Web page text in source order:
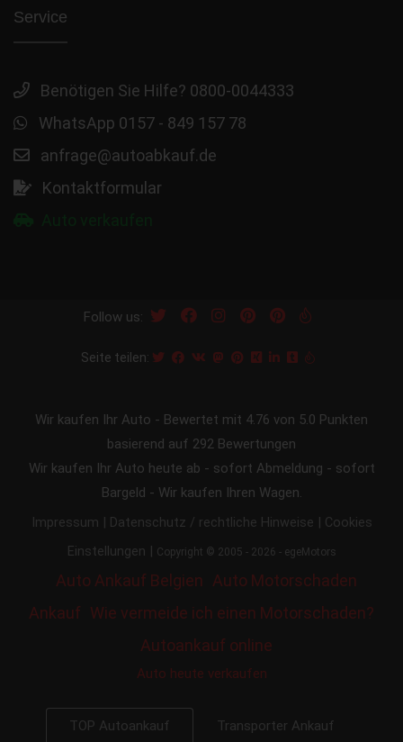
Service
Benötigen Sie Hilfe? 0800-0044333
WhatsApp 0157 - 849 157 78
anfrage@autoabkauf.de
Kontaktformular
Follow us:
Seite teilen:
Wir kaufen Ihr Auto - Bewertet mit 4.76 von 5.0 Punkten
basierend auf 292 Bewertungen
Wir kaufen Ihr Auto heute ab - sofort Abmeldung - sofort
Bargeld - Wir kaufen Ihren Wagen.
Impressum | Datenschutz / rechtliche Hinweise | Cookies
Einstellungen | Copyright © 2005 - 2026 - egeMotors
Auto Ankauf Belgien
Auto Motorschaden
Ankauf Wie vermeide ich einen Motorschaden?
Autoankauf online
Auto heute verkaufen
TOP Autoankauf Transporter Ankauf